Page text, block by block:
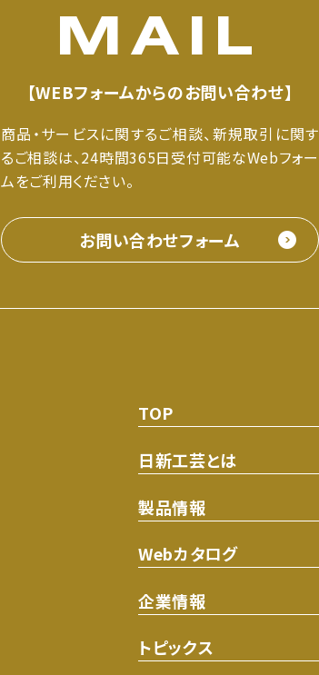
MAIL
【WEBフォームからのお問い合わせ】
商品・サービスに関するご相談、新規取引に関す
るご相談は、24時間365日受付可能なWebフォー
ムをご利用ください。
お問い合わせフォーム
TOP
日新工芸とは
製品情報
Webカタログ
企業情報
トピックス